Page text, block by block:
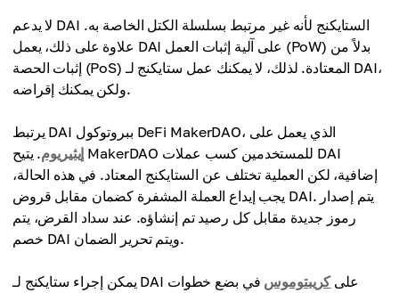
لا يدعم DAI الستايكنج لأنه غير مرتبط بسلسلة الكتل الخاصة به.
علاوة على ذلك، يعمل DAI على آلية إثبات العمل (PoW) بدلاً من
إثبات الحصة (PoS) المعتادة. لذلك، لا يمكنك عمل ستايكنج لـ DAI،
ولكن يمكنك إقراضه.
يرتبط DAI ببروتوكول DeFi MakerDAO، الذي يعمل على
إيثيريوم. يتيح MakerDAO للمستخدمين كسب عملات DAI
إضافية، لكن العملية تختلف عن الستايكنج المعتاد. في هذه الحالة،
يجب إيداع العملة المشفرة كضمان مقابل قروض DAI. يتم إصدار
رموز جديدة مقابل كل رصيد تم إنشاؤه. عند سداد القرض، يتم
خصم DAI ويتم تحرير الضمان.
يمكن إجراء ستايكنج لـ DAI علىكريبتوموس في بضع خطوات